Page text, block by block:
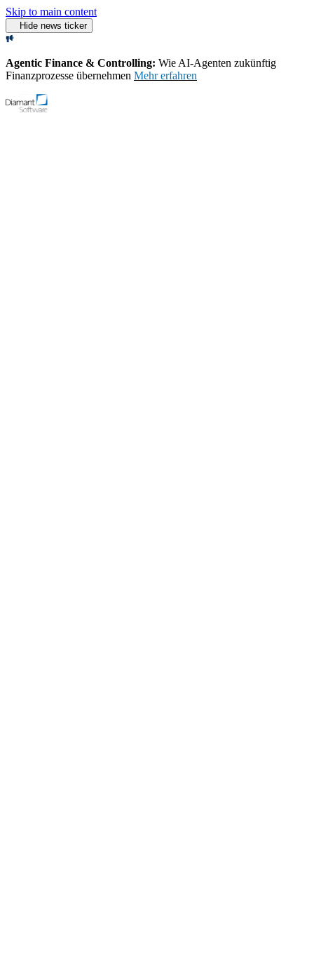
Skip to main content
Hide news ticker
Agentic Finance & Controlling: Wie AI‑Agenten zukünftig
Finanzprozesse übernehmen Mehr erfahren